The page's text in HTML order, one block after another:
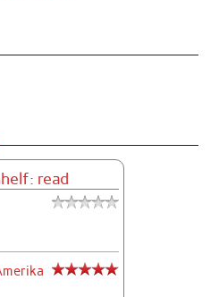
read